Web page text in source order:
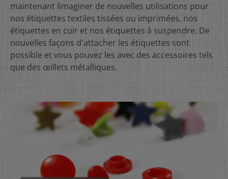
maintenant limaginer de nouvelles utilisations pour
nos étiquettes textiles tissées ou imprimées, nos
étiquettes en cuir et nos étiquettes à suspendre. De
nouvelles façons d'attacher les étiquettes sont
possible et vous pouvez les avec des accessoires tels
que des œillets métalliques.